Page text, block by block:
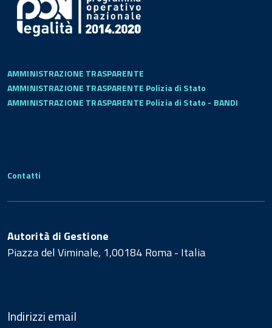
AMMINISTRAZIONE TRASPARENTE
AMMINISTRAZIONE TRASPARENTE Polizia di Stato
AMMINISTRAZIONE TRASPARENTE Polizia di Stato - BANDI
Contatti
Autorità di Gestione
Piazza del Viminale, 1,00184 Roma - Italia
Indirizzi email